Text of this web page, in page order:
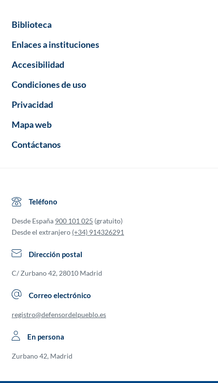
Biblioteca
Enlaces a instituciones
Accesibilidad
Condiciones de uso
Privacidad
Mapa web
Contáctanos
Teléfono
Desde España 900 101 025 (gratuito)
Desde el extranjero (+34) 914326291
Dirección postal
C/ Zurbano 42, 28010 Madrid
Correo electrónico
registro@defensordelpueblo.es
En persona
Zurbano 42, Madrid